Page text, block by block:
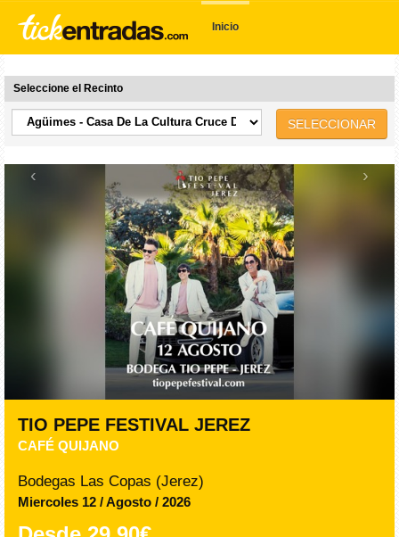
Inicio
Seleccione el Recinto
SELECCIONAR
‹ ›
TIO PEPE FESTIVAL JEREZ
CAFÉ QUIJANO
Bodegas Las Copas (Jerez)
Miercoles 12 / Agosto / 2026